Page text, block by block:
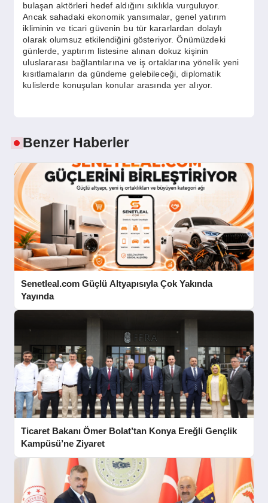
bulaşan aktörleri hedef aldığını sıklıkla vurguluyor.
Ancak sahadaki ekonomik yansımalar, genel yatırım
ikliminin ve ticari güvenin bu tür kararlardan dolaylı
olarak olumsuz etkilendiğini gösteriyor. Önümüzdeki
günlerde, yaptırım listesine alınan dokuz kişinin
uluslararası bağlantılarına ve iş ortaklarına yönelik yeni
kısıtlamaların da gündeme gelebileceği, diplomatik
kulislerde konuşulan konular arasında yer alıyor.
Benzer Haberler
Senetleal.com Güçlü Altyapısıyla Çok Yakında
Yayında
Ticaret Bakanı Ömer Bolat’tan Konya Ereğli Gençlik
Kampüsü’ne Ziyaret